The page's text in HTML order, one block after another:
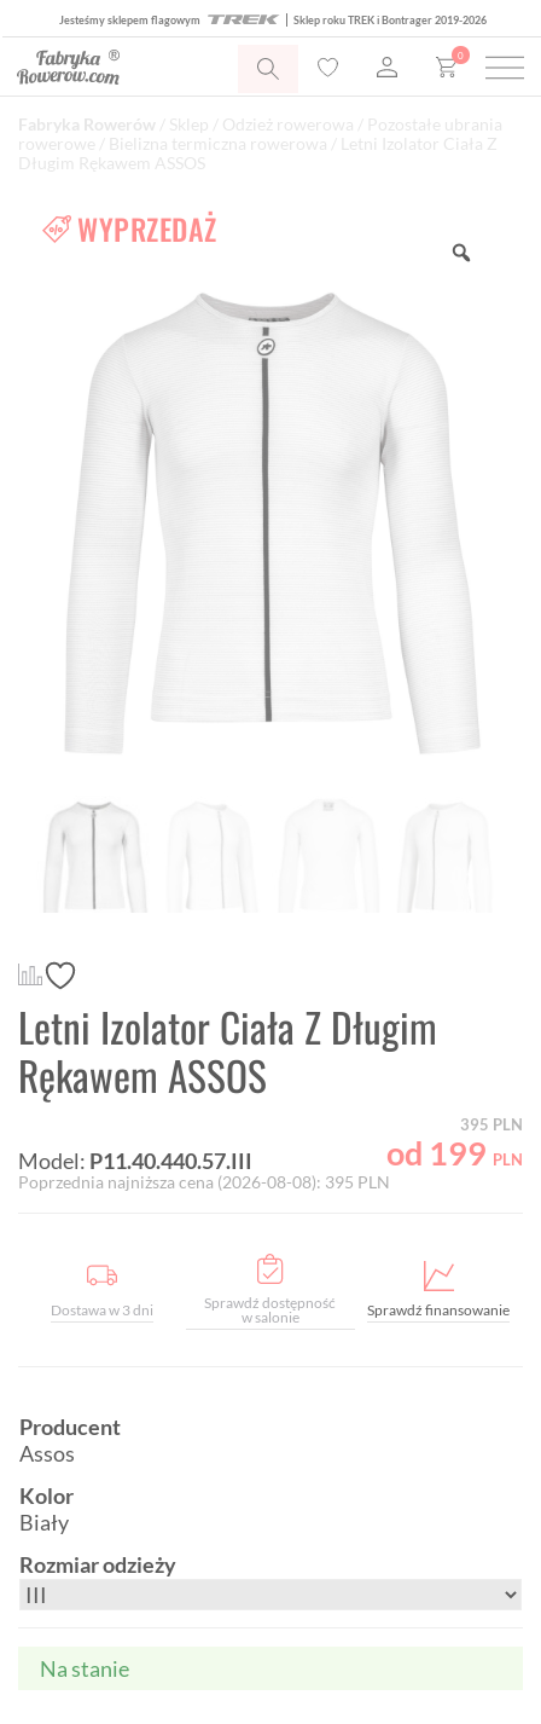
Jesteśmy sklepem flagowym Sklep roku TREK i Bontrager 2019-2026
0
Fabryka Rowerów Sklep Odzież rowerowa
Pozostałe ubrania
rowerowe
Bielizna termiczna rowerowa / Letni Izolator Ciała Z
Długim Rękawem ASSOS
WYPRZEDAŻ
Letni Izolator Ciała Z Długim
Rękawem ASSOS
Model: P11.40.440.57.III
395 PLN
od 199 PLN
Poprzednia najniższa cena (2026-08-08): 395 PLN
Dostawa w 3 dni
Sprawdź dostępność
w salonie
Sprawdź finansowanie
Producent
Assos
Kolor
Biały
Rozmiar odzieży
Na stanie